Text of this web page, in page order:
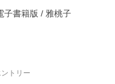
子書籍版 / 雅桃子
トリー